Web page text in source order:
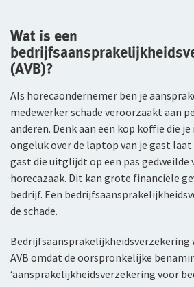
Voor jou als ondernemer
Nabestaandenverzekering
zelfstandig ondernemers
Reizen
Expat Pakket Individueel
Expat Pakket Collectief
Zakenreisverzekering Collectief
Wat is een
(AVB)?
Als horecaondernemer ben je
medewerker schade veroorzaakt aan
anderen. Denk aan een kop koffie die
ongeluk over de laptop van je gast laat
gast die uitglijdt op een pas gedweilde
horecazaak. Dit kan grote financiële
bedrijf. Een
de schade.
AVB omdat de oorspronkelijke
‘aansprakelijkheidsverzekering voor